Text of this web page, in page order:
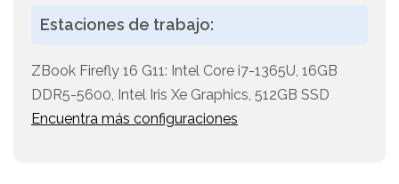
Estaciones de trabajo:
ZBook Firefly 16 G11: Intel Core i7-1365U, 16GB
DDR5-5600, Intel Iris Xe Graphics, 512GB SSD
Encuentra más configuraciones